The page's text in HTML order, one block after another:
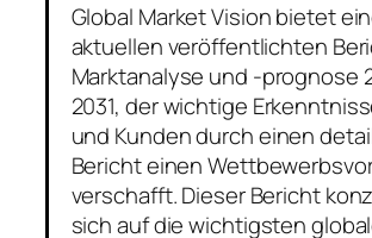
Global Market Vision bietet
aktuellen veröffentlichten
Marktanalyse und -prognose
2031, der wichtige
und Kunden durch einen
Bericht einen
verschafft. Dieser Bericht
sich auf die wichtigsten